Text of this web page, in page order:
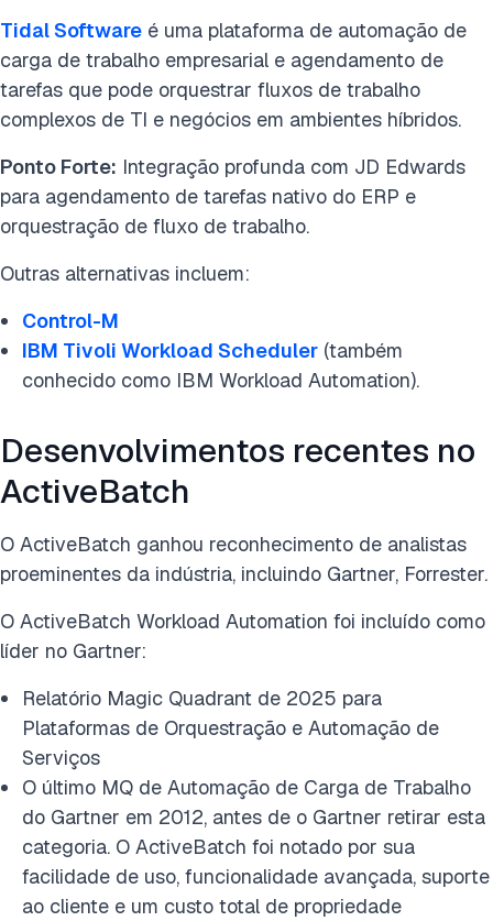
Tidal Software é uma plataforma de automação de
carga de trabalho empresarial e agendamento de
tarefas que pode orquestrar fluxos de trabalho
complexos de TI e negócios em ambientes híbridos.
Ponto Forte: Integração profunda com JD Edwards
para agendamento de tarefas nativo do ERP e
orquestração de fluxo de trabalho.
Outras alternativas incluem:
Control-M
IBM Tivoli Workload Scheduler (também
conhecido como IBM Workload Automation).
Desenvolvimentos recentes no
ActiveBatch
O ActiveBatch ganhou reconhecimento de analistas
proeminentes da indústria, incluindo Gartner, Forrester.
O ActiveBatch Workload Automation foi incluído como
líder no Gartner:
Relatório Magic Quadrant de 2025 para
Plataformas de Orquestração e Automação de
Serviços
O último MQ de Automação de Carga de Trabalho
do Gartner em 2012, antes de o Gartner retirar esta
categoria. O ActiveBatch foi notado por sua
facilidade de uso, funcionalidade avançada, suporte
ao cliente e um custo total de propriedade